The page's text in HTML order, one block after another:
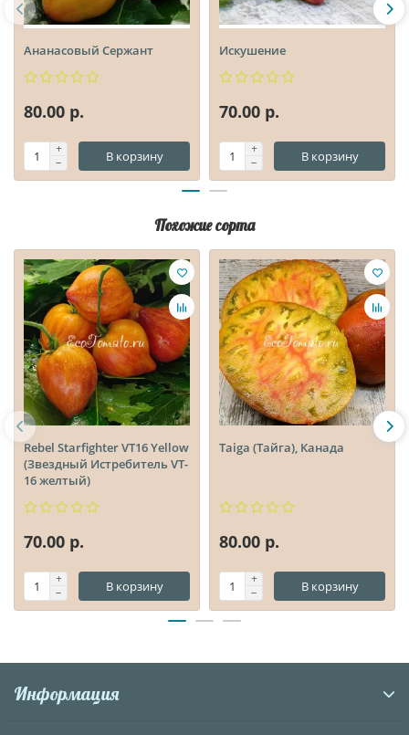
Ананасовый Сержант
80.00 р.
В корзину
Искушение
70.00 р.
В корзину
Похожие сорта
Rebel Starfighter VT16 Yellow
(Звездный Истребитель VT-
16 желтый)
70.00 р.
В корзину
Taiga (Тайга), Канада
80.00 р.
В корзину
Информация